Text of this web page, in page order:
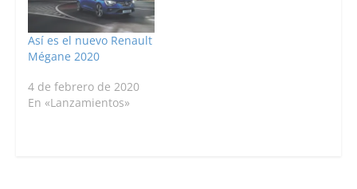
Así es el nuevo Renault
Mégane 2020
4 de febrero de 2020
En «Lanzamientos»